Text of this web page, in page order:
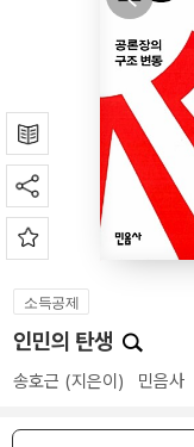
소득공제
인민의 탄생
송호근 (지은이) 민음사